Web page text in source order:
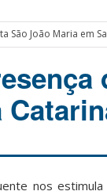
São João Maria em
nos